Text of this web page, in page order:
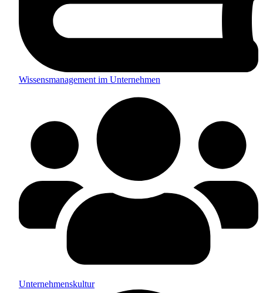
Wissensmanagement im Unternehmen
Unternehmenskultur